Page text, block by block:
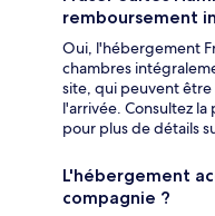
remboursement
Oui, l'hébergement
chambres
site, qui peuvent être
l'arrivée. Consultez
pour plus de détails
L'hébergement
compagnie ?